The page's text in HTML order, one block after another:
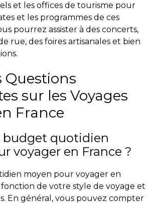
et les offices de tourisme pour
et les programmes de ces
pourrez assister à des concerts,
rue, des foires artisanales et bien
Questions
sur les Voyages
France
budget quotidien
voyager en France ?
moyen pour voyager en
fonction de votre style de voyage et
En général, vous pouvez compter